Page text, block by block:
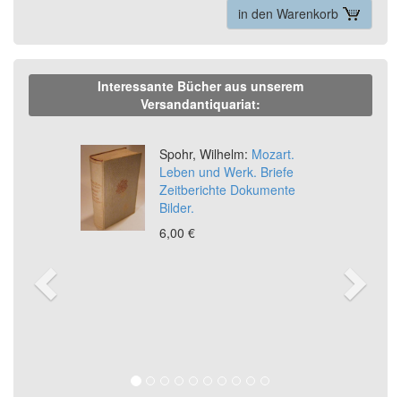
in den Warenkorb
Interessante Bücher aus unserem
Versandantiquariat:
Spohr, Wilhelm: Mozart.
Leben und Werk. Briefe
Zeitberichte Dokumente
Bilder.
6,00 €
Previous